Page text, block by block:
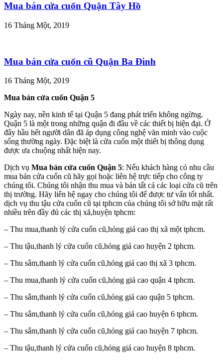
Mua bán cửa cuốn Quận Tây Hồ
16 Tháng Một, 2019
Mua bán cửa cuốn cũ Quận Ba Đình
16 Tháng Một, 2019
Mua bán cửa cuốn Quận 5
Ngày nay, nền kinh tế tại Quận 5 đang phát triển không ngừng.
Quận 5 là một trong những quận đi đầu về các thiết bị hiện đại. Ở
đây hầu hết người dân đã áp dụng công nghệ văn minh vào cuộc
sống thường ngày. Đặc biệt là cửa cuốn một thiết bị thông dụng
được ưa chuộng nhất hiện nay.
Dịch vụ Mua bán cửa cuốn Quận 5: Nếu khách hàng có nhu cầu
mua bán cửa cuốn cũ hãy gọi hoặc liên hệ trực tiếp cho công ty
chúng tôi. Chúng tôi nhận thu mua và bán tất cả các loại cửa cũ trên
thị trường. Hãy liên hệ ngay cho chúng tôi để được tư vấn tốt nhất.
dịch vụ thu tậu cửa cuốn cũ tại tphcm của chúng tôi sở hữu mặt rất
nhiều trên đầy đủ các thị xã,huyện tphcm:
– Thu mua,thanh lý cửa cuốn cũ,hỏng giá cao thị xã một tphcm.
– Thu tậu,thanh lý cửa cuốn cũ,hỏng giá cao huyện 2 tphcm.
– Thu sắm,thanh lý cửa cuốn cũ,hỏng giá cao thị xã 3 tphcm.
– Thu mua,thanh lý cửa cuốn cũ,hỏng giá cao quận 4 tphcm.
– Thu sắm,thanh lý cửa cuốn cũ,hỏng giá cao quận 5 tphcm.
– Thu sắm,thanh lý cửa cuốn cũ,hỏng giá cao huyện 6 tphcm.
– Thu sắm,thanh lý cửa cuốn cũ,hỏng giá cao huyện 7 tphcm.
– Thu tậu,thanh lý cửa cuốn cũ,hỏng giá cao huyện 8 tphcm.